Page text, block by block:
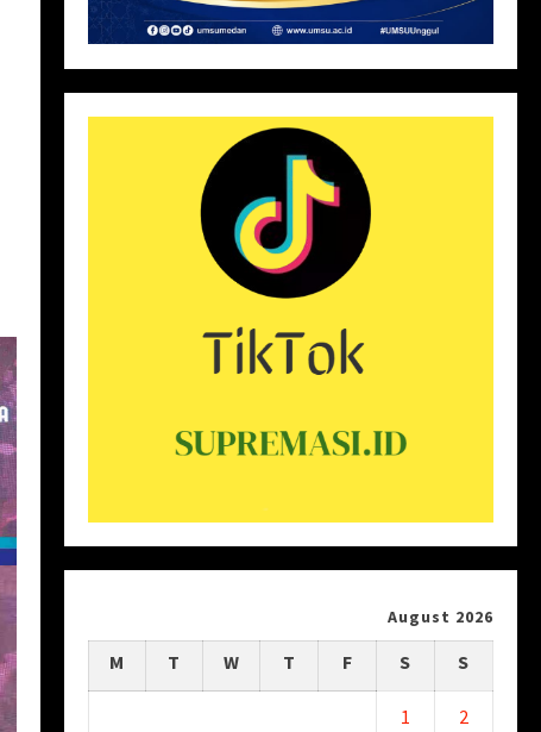
August 2026
M T W T F S S
1 2